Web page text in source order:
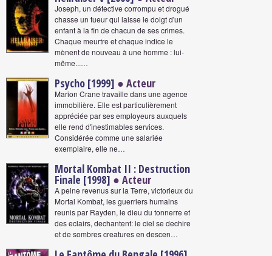
Joseph, un détective corrompu et drogué
chasse un tueur qui laisse le doigt d'un
enfant à la fin de chacun de ses crimes.
Chaque meurtre et chaque indice le
mènent de nouveau à une homme : lui-
même...…
Psycho [1999] ● Acteur
Marion Crane travaille dans une agence
immobilière. Elle est particulièrement
appréciée par ses employeurs auxquels
elle rend d'inestimables services.
Considérée comme une salariée
exemplaire, elle ne…
Mortal Kombat II : Destruction
Finale [1998] ● Acteur
A peine revenus sur la Terre, victorieux du
Mortal Kombat, les guerriers humains
reunis par Rayden, le dieu du tonnerre et
des eclairs, dechantent: le ciel se dechire
et de sombres creatures en descen…